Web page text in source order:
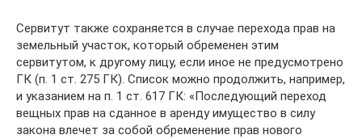
Сервитут также сохраняется в случае перехода прав на
земельный участок, который обременен этим
сервитутом, к другому лицу, если иное не предусмотрено
ГК (п. 1 ст. 275 ГК). Список можно продолжить, например,
и указанием на п. 1 ст. 617 ГК: «Последующий переход
вещных прав на сданное в аренду имущество в силу
закона влечет за собой обременение прав нового